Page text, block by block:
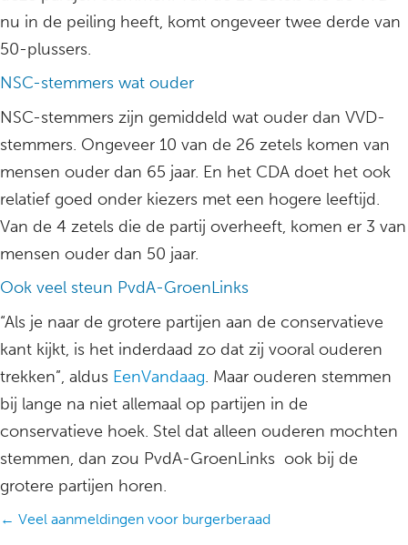
nu in de peiling heeft, komt ongeveer twee derde van
50-plussers.
NSC-stemmers wat ouder
NSC-stemmers zijn gemiddeld wat ouder dan VVD-
stemmers. Ongeveer 10 van de 26 zetels komen van
mensen ouder dan 65 jaar. En het CDA doet het ook
relatief goed onder kiezers met een hogere leeftijd.
Van de 4 zetels die de partij overheeft, komen er 3 van
mensen ouder dan 50 jaar.
Ook veel steun PvdA-GroenLinks
“Als je naar de grotere partijen aan de conservatieve
kant kijkt, is het inderdaad zo dat zij vooral ouderen
trekken”, aldus EenVandaag. Maar ouderen stemmen
bij lange na niet allemaal op partijen in de
conservatieve hoek. Stel dat alleen ouderen mochten
stemmen, dan zou PvdA-GroenLinks ook bij de
grotere partijen horen.
Posts
← Veel aanmeldingen voor burgerberaad